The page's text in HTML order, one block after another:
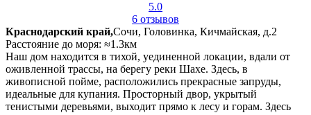
5.0
6 отзывов
Краснодарский край,Сочи, Головинка, Кичмайская, д.2
Расстояние до моря: ≈1.3км
Наш дом находится в тихой, уединенной локации, вдали от
оживленной трассы, на берегу реки Шахе. Здесь, в
живописной пойме, расположились прекрасные запруды,
идеальные для купания. Просторный двор, укрытый
тенистыми деревьями, выходит прямо к лесу и горам. Здесь